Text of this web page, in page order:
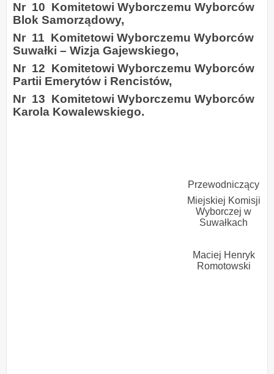
Nr 10 Komitetowi Wyborczemu Wyborców
Blok Samorządowy,
Nr 11 Komitetowi Wyborczemu Wyborców
Suwałki – Wizja Gajewskiego,
Nr 12 Komitetowi Wyborczemu Wyborców
Partii Emerytów i Rencistów,
Nr 13 Komitetowi Wyborczemu Wyborców
Karola Kowalewskiego.
Przewodniczący
Miejskiej Komisji
Wyborczej w
Suwałkach
Maciej Henryk
Romotowski